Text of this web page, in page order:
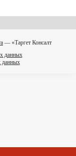
— «Таргет Консалт
данных
данных